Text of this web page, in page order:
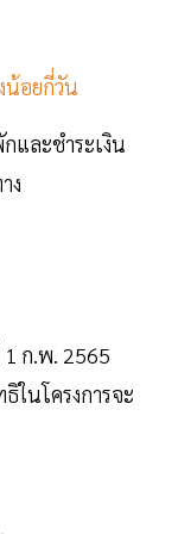
น้อยกี่วัน
และชำระเงิน
ง
ก.พ. 2565
ในโครงการจะ